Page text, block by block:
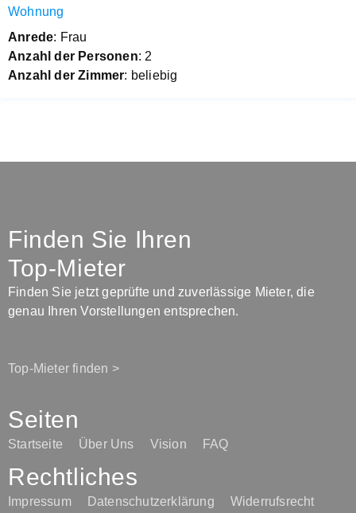
Wohnung
Anrede: Frau
Anzahl der Personen: 2
Anzahl der Zimmer: beliebig
Finden Sie Ihren
Top-Mieter
Finden Sie jetzt geprüfte und zuverlässige Mieter, die
genau Ihren Vorstellungen entsprechen.
Top-Mieter finden >
Seiten
Startseite Über Uns Vision FAQ
Rechtliches
Impressum Datenschutzerklärung Widerrufsrecht